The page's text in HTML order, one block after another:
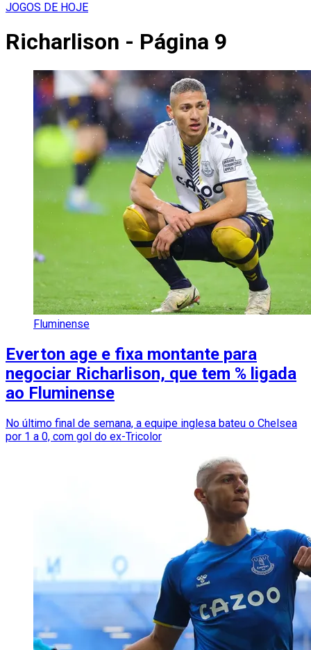
JOGOS DE HOJE
Richarlison - Página 9
Fluminense
Everton age e fixa montante para
negociar Richarlison, que tem % ligada
ao Fluminense
No último final de semana, a equipe inglesa bateu o Chelsea
por 1 a 0, com gol do ex-Tricolor